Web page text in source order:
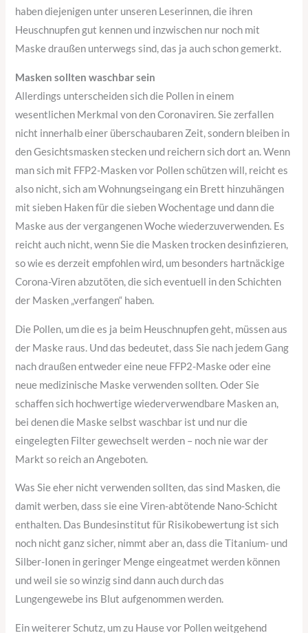
haben diejenigen unter unseren Leserinnen, die ihren
Heuschnupfen gut kennen und inzwischen nur noch mit
Maske draußen unterwegs sind, das ja auch schon gemerkt.
Masken sollten waschbar sein
Allerdings unterscheiden sich die Pollen in einem
wesentlichen Merkmal von den Coronaviren. Sie zerfallen
nicht innerhalb einer überschaubaren Zeit, sondern bleiben in
den Gesichtsmasken stecken und reichern sich dort an. Wenn
man sich mit FFP2-Masken vor Pollen schützen will, reicht es
also nicht, sich am Wohnungseingang ein Brett hinzuhängen
mit sieben Haken für die sieben Wochentage und dann die
Maske aus der vergangenen Woche wiederzuverwenden. Es
reicht auch nicht, wenn Sie die Masken trocken desinfizieren,
so wie es derzeit empfohlen wird, um besonders hartnäckige
Corona-Viren abzutöten, die sich eventuell in den Schichten
der Masken „verfangen“ haben.
Die Pollen, um die es ja beim Heuschnupfen geht, müssen aus
der Maske raus. Und das bedeutet, dass Sie nach jedem Gang
nach draußen entweder eine neue FFP2-Maske oder eine
neue medizinische Maske verwenden sollten. Oder Sie
schaffen sich hochwertige wiederverwendbare Masken an,
bei denen die Maske selbst waschbar ist und nur die
eingelegten Filter gewechselt werden – noch nie war der
Markt so reich an Angeboten.
Was Sie eher nicht verwenden sollten, das sind Masken, die
damit werben, dass sie eine Viren-abtötende Nano-Schicht
enthalten. Das Bundesinstitut für Risikobewertung ist sich
noch nicht ganz sicher, nimmt aber an, dass die Titanium- und
Silber-Ionen in geringer Menge eingeatmet werden können
und weil sie so winzig sind dann auch durch das
Lungengewebe ins Blut aufgenommen werden.
Ein weiterer Schutz, um zu Hause vor Pollen weitgehend